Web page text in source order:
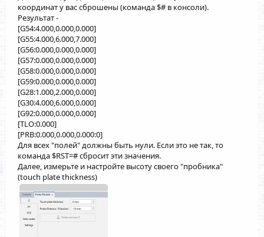
координат у вас сброшены (команда $# в консоли).
Результат -
[G54:4.000,0.000,0.000]
[G55:4.000,6.000,7.000]
[G56:0.000,0.000,0.000]
[G57:0.000,0.000,0.000]
[G58:0.000,0.000,0.000]
[G59:0.000,0.000,0.000]
[G28:1.000,2.000,0.000]
[G30:4.000,6.000,0.000]
[G92:0.000,0.000,0.000]
[TLO:0.000]
[PRB:0.000,0.000,0.000:0]
Для всех "полей" должны быть нули. Если это не так, то
команда $RST=# сбросит эти значения.
Далее, измерьте и настройте высоту своего "пробника"
(touch plate thickness)